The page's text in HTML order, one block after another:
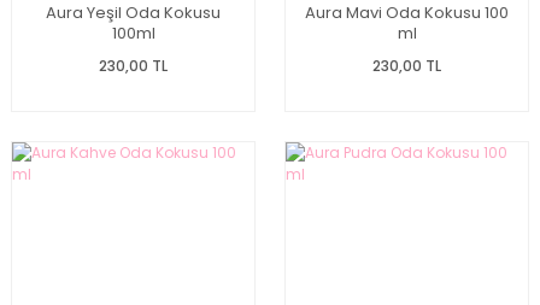
Aura Yeşil Oda Kokusu
100ml
230,00 TL
Aura Mavi Oda Kokusu 100
ml
230,00 TL